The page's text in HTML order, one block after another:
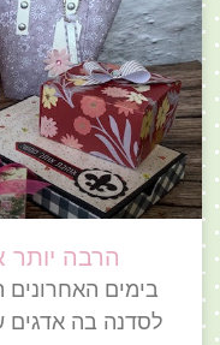
הרבה יותר
בימים האחרונים
לסדנה בה אדגים